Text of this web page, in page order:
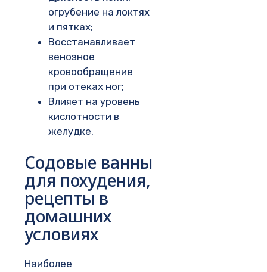
огрубение на локтях
и пятках;
Восстанавливает
венозное
кровообращение
при отеках ног;
Влияет на уровень
кислотности в
желудке.
Содовые ванны
для похудения,
рецепты в
домашних
условиях
Наиболее